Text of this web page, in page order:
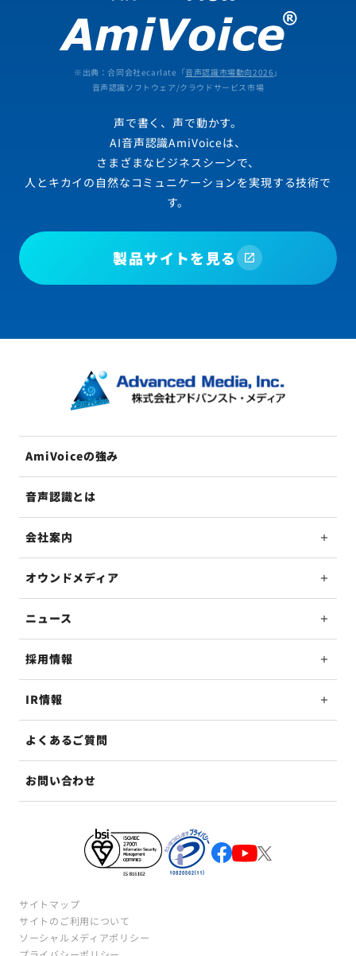
※出典：合同会社ecarlate「音声認識市場動向2026 」
音声認識ソフトウェア/クラウドサービス市場
声で書く、声で動かす。
AI音声認識AmiVoiceは、
さまざまなビジネスシーンで、
人とキカイの自然なコミュニケーションを実現する技術で
す。
製品サイトを見る
AmiVoiceの強み
音声認識とは
会社案内
オウンドメディア
ニュース
採用情報
IR情報
よくあるご質問
お問い合わせ
サイトマップ
サイトのご利用について
ソーシャルメディアポリシー